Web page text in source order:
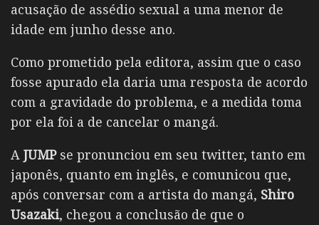
acusação de assédio sexual a uma menor de
idade em junho desse ano.
Como prometido pela editora, assim que o caso
fosse apurado ela daria uma resposta de acordo
com a gravidade do problema, e a medida toma
por ela foi a de cancelar o mangá.
A JUMPse pronunciou em seu twitter, tanto em
japonês, quanto em inglês, e comunicou que,
após conversar com a artista do mangá, Shiro
Usazaki, chegou a conclusão de que o